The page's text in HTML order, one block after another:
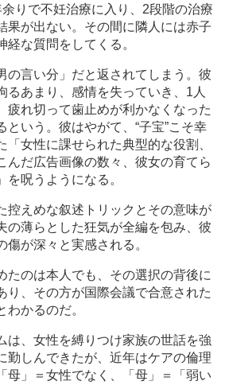
りで不妊治療に入り、2段階の治療
果が出ない。その間に隣人には赤子
な質問をしてくる。
言い分」だと返されてしまう。彼
るあまり、感情を失っていき、1人
疲れ切って歯止めが利かなくなった
という。彼はやがて、“子宝”こそ幸
「女性に課せられた典型的な役割、
んだ広告画像の数々、彼女の育てら
を呪うようになる。
えめな叙述トリックとその意味が
の薄らとした狂気が全編を包み、彼
傷が深々と実感される。
のは本人でも、その選択の背後に
り、その方が国際会議で合意された
わかるのだ。
、女性を縛りつけ家族の世話を強
勤しんできたが、近年はケアの倫理
母」＝女性でなく、「母」＝「弱い